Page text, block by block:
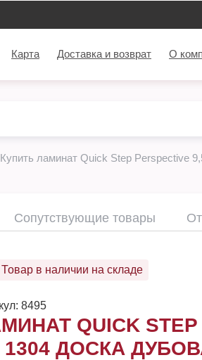
Карта Доставка и возврат О
Купить ламинат Quick Step Perspective
Сопутствующие товары
Товар в наличии на складе
8495
QUICK STEP
1304 ДОСКА